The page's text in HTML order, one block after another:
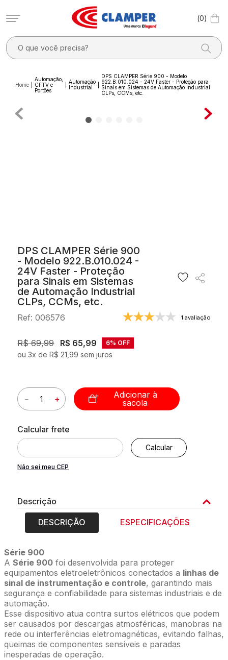
0
O que você precisa?
Automação,
CFTV e
Portões
Automação
Industrial
DPS CLAMPER Série 900 - Modelo
922.B.010.024 - 24V Faster - Proteção para
Sinais em Sistemas de Automação Industrial
CLPs, CCMs, etc.
DPS CLAMPER Série 900
- Modelo 922.B.010.024 -
24V Faster - Proteção
para Sinais em Sistemas
de Automação Industrial
CLPs, CCMs, etc.
Ref:006576 1 avaliação
R$ 69,99 R$ 65,99 6% OFF
ou3x deR$ 21 ,99 sem juros
＋
－
Adicionar à
sacola
Não sei meu CEP
Descrição
DESCRIÇÃO ESPECIFICAÇÕES
Série 900
A Série 900 foi desenvolvida para proteger
equipamentos eletroeletrônicos conectados a linhas de
sinal de instrumentação e controle, garantindo mais
segurança e confiabilidade para sistemas industriais e de
automação.
Esse dispositivo atua contra surtos elétricos que podem
ser causados por descargas atmosféricas, manobras na
rede ou interferências eletromagnéticas, evitando falhas,
queimas de componentes sensíveis e paradas
inesperadas de operação.
1º
filtro linha
3º
10º string box